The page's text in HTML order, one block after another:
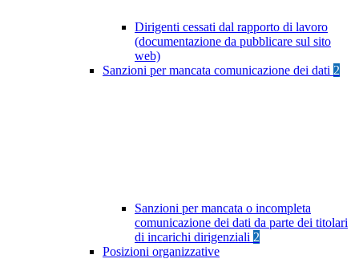
Dirigenti cessati dal rapporto di lavoro
(documentazione da pubblicare sul sito
web)
Sanzioni per mancata comunicazione dei dati 2
Sanzioni per mancata o incompleta
comunicazione dei dati da parte dei titolari
di incarichi dirigenziali 2
Posizioni organizzative